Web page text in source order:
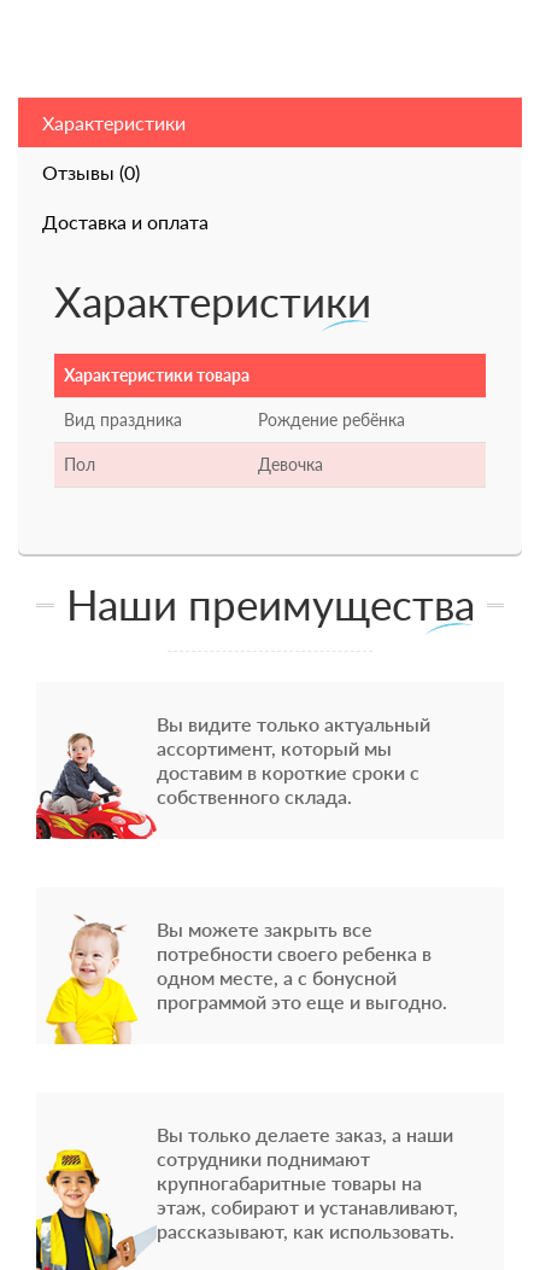
Характеристики
Отзывы (0)
Доставка и оплата
Характеристики
Характеристики товара
Вид праздника Рождение ребёнка
Пол Девочка
Наши преимущества
Вы видите только актуальный
ассортимент, который мы
доставим в короткие сроки с
собственного склада.
Вы можете закрыть все
потребности своего ребенка в
одном месте, а с бонусной
программой это еще и выгодно.
Вы только делаете заказ, а наши
сотрудники поднимают
крупногабаритные товары на
этаж, собирают и устанавливают,
рассказывают, как использовать.